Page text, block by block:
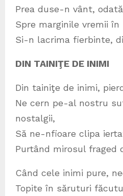
Prea duse-n vânt,
Spre marginile vremii în
Si-n lacrima fierbinte,
DIN TAINIŢE DE INIMI
Din tainiţe de inimi,
Ne cern pe-al nostru
nostalgii,
Să ne-nfioare clipa
Purtând mirosul fraged
Când cele inimi pure,
Topite în săruturi